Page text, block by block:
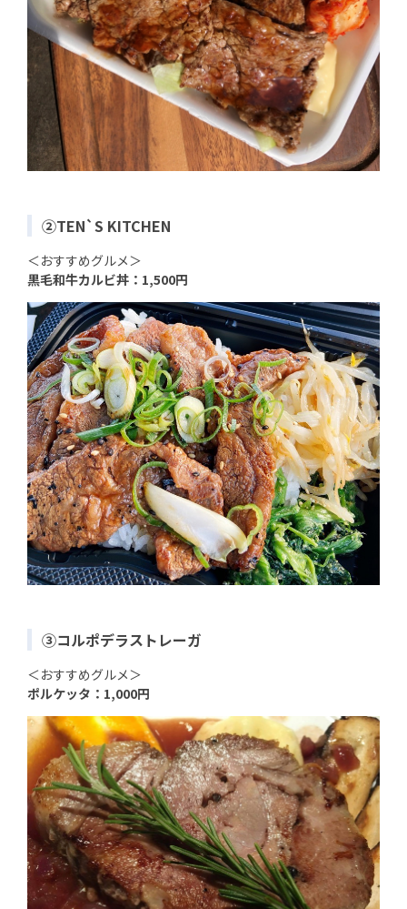
②TEN`S KITCHEN
＜おすすめグルメ＞
黒毛和牛カルビ丼：1,500円
③コルポデラストレーガ
＜おすすめグルメ＞
ポルケッタ：1,000円